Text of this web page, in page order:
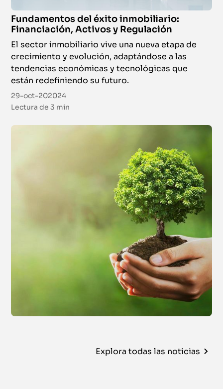
Fundamentos del éxito inmobiliario:
Financiación, Activos y Regulación
El sector inmobiliario vive una nueva etapa de
crecimiento y evolución, adaptándose a las
tendencias económicas y tecnológicas que
están redefiniendo su futuro.
29-oct-202024
Lectura de3 min
Explora todas las noticias